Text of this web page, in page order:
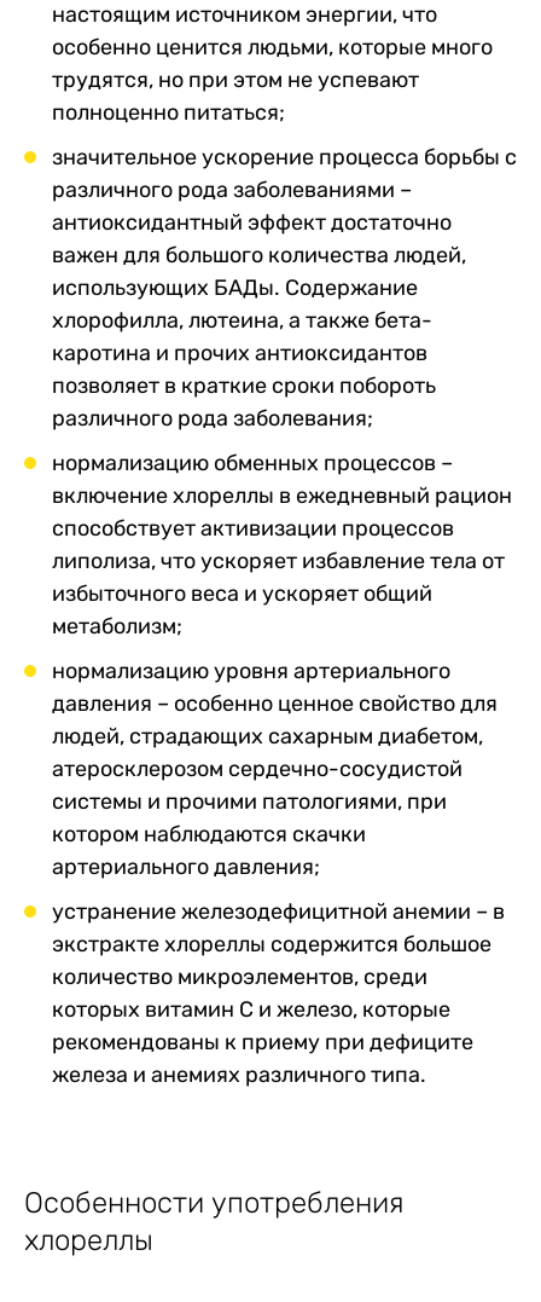
настоящим источником энергии, что
особенно ценится людьми, которые много
трудятся, но при этом не успевают
полноценно питаться;
значительное ускорение процесса борьбы с
различного рода заболеваниями –
антиоксидантный эффект достаточно
важен для большого количества людей,
использующих БАДы. Содержание
хлорофилла, лютеина, а также бета-
каротина и прочих антиоксидантов
позволяет в краткие сроки побороть
различного рода заболевания;
нормализацию обменных процессов –
включение хлореллы в ежедневный рацион
способствует активизации процессов
липолиза, что ускоряет избавление тела от
избыточного веса и ускоряет общий
метаболизм;
нормализацию уровня артериального
давления – особенно ценное свойство для
людей, страдающих сахарным диабетом,
атеросклерозом сердечно-сосудистой
системы и прочими патологиями, при
котором наблюдаются скачки
артериального давления;
устранение железодефицитной анемии – в
экстракте хлореллы содержится большое
количество микроэлементов, среди
которых витамин С и железо, которые
рекомендованы к приему при дефиците
железа и анемиях различного типа.
Особенности употребления
хлореллы